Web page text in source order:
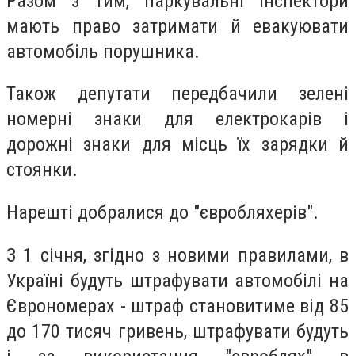
мають право затримати й евакуювати
автомобіль порушника.
Також депутати передбачили зелені
номерні знаки для електрокарів і
дорожні знаки для місць їх зарядки й
стоянки.
Нарешті добралися до "євробляхерів".
З 1 січня, згідно з новими правилами, в
Україні будуть штрафувати автомобілі на
Єврономерах - штраф становитиме від 85
до 170 тисяч гривень, штрафувати будуть